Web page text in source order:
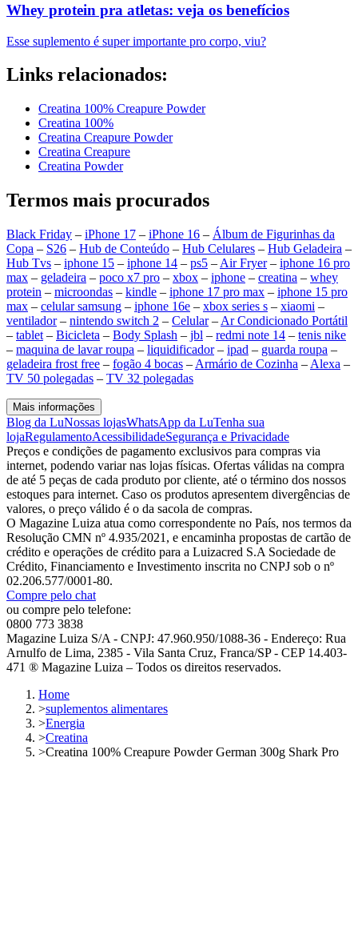
Whey protein pra atletas: veja os benefícios
Esse suplemento é super importante pro corpo, viu?
Links relacionados:
Creatina 100% Creapure Powder
Creatina 100%
Creatina Creapure Powder
Creatina Creapure
Creatina Powder
Termos mais procurados
Black Friday – iPhone 17 – iPhone 16 – Álbum de Figurinhas da
Copa – S26 – Hub de Conteúdo – Hub Celulares – Hub Geladeira –
Hub Tvs – iphone 15 – iphone 14 – ps5 – Air Fryer– iphone 16 pro
max – geladeira – poco x7 pro – xbox – iphone – creatina – whey
protein – microondas – kindle – iphone 17 pro max – iphone 15 pro
max – celular samsung – iphone 16e – xbox series s – xiaomi –
ventilador– nintendo switch 2 – Celular– Ar Condicionado Portátil
– tablet – Bicicleta – Body Splash – jbl – redmi note 14 – tenis nike
– maquina de lavar roupa – liquidificador– ipad – guarda roupa –
geladeira frost free – fogão 4 bocas – Armário de Cozinha – Alexa –
TV 50 polegadas – TV 32 polegadas
Mais informações
Blog da LuNossas lojasWhatsApp da LuTenha sua
lojaRegulamentoAcessibilidadeSegurança e Privacidade
Preços e condições de pagamento exclusivos para compras via
internet, podendo variar nas lojas físicas. Ofertas válidas na compra
de até 5 peças de cada produto por cliente, até o término dos nossos
estoques para internet. Caso os produtos apresentem divergências de
valores, o preço válido é o da sacola de compras.
O Magazine Luiza atua como correspondente no País, nos termos da
Resolução CMN nº 4.935/2021, e encaminha propostas de cartão de
crédito e operações de crédito para a Luizacred S.A Sociedade de
Crédito, Financiamento e Investimento inscrita no CNPJ sob o nº
02.206.577/0001-80.
Compre pelo chat
ou compre pelo telefone:
0800 773 3838
Magazine Luiza S/A - CNPJ: 47.960.950/1088-36 - Endereço: Rua
Arnulfo de Lima, 2385 - Vila Santa Cruz, Franca/SP - CEP 14.403-
471 ® Magazine Luiza – Todos os direitos reservados.
Home
>suplementos alimentares
>Energia
>Creatina
>Creatina 100% Creapure Powder German 300g Shark Pro